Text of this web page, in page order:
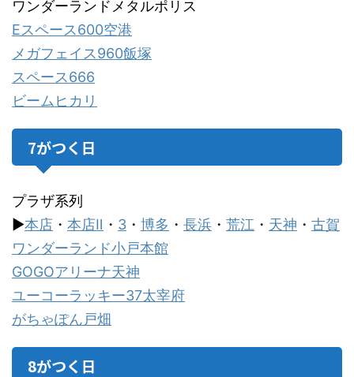
ワンダーランドメタルポリス
Eスペース600空港
メガフェイス960飯塚
スペース666
ビームヒカリ
7がつく日
プラザ系列
▶本店 ・ 本店Ⅱ ・ 3 ・ 博多 ・ 長浜 ・ 荒江 ・ 天神 ・ 古賀
ワンダーランド小戸本館
GOGOアリーナ天神
ユーコーラッキー37太宰府
がちゃぽん戸畑
8がつく日